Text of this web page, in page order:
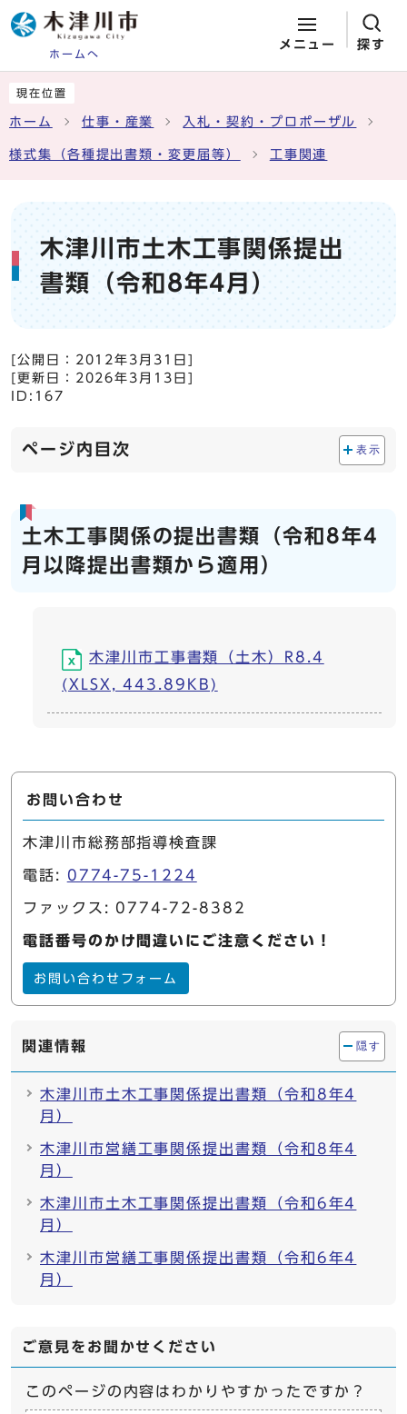
ホームへ
メニュー 探す
現在位置
ホーム 仕事・産業 入札・契約・プロポーザル
様式集（各種提出書類・変更届等） 工事関連
木津川市土木工事関係提出
書類（令和8年4月）
[公開日： 2012年3月31日
[更新日： 2026年3月13日
ID:167
ページ内目次 表示
土木工事関係の提出書類（令和8年4
月以降提出書類から適用）
木津川市工事書類（土木）R8.4
(XLSX, 443.89KB)
お問い合わせ
木津川市総務部指導検査課
電話: 0774-75-1224
ファックス: 0774-72-8382
電話番号のかけ間違いにご注意ください！
お問い合わせフォーム
関連情報 隠す
木津川市土木工事関係提出書類（令和8年4
月）
木津川市営繕工事関係提出書類（令和8年4
月）
木津川市土木工事関係提出書類（令和6年4
月）
木津川市営繕工事関係提出書類（令和6年4
月）
ご意見をお聞かせください
このページの内容はわかりやすかったですか？